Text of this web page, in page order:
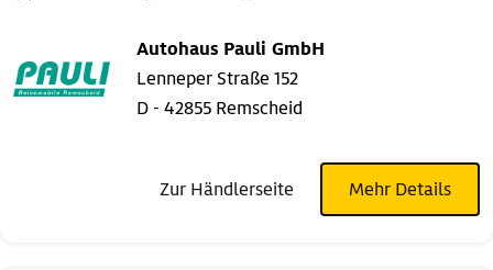
Autohaus Pauli GmbH
Lenneper Straße 152
D - 42855 Remscheid
Zur Händlerseite Mehr Details